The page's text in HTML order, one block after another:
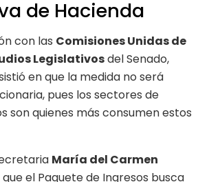
de Hacienda
con las Comisiones Unidas de
Legislativosdel Senado,
en que la medida no será
pues los sectores de
son quienes más consumen estos
María del Carmen
el Paquete de Ingresos busca